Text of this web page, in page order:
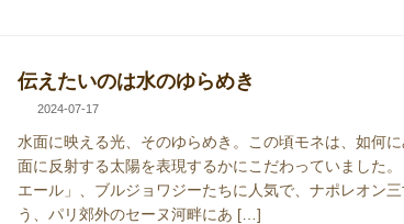
伝えたいのは水のゆらめき
2024-07-17
水面に映える光、そのゆらめき。この頃モネは、如何
面に反射する太陽を表現するかにこだわっていました
エール」、ブルジョワジーたちに人気で、ナポレオン
う、パリ郊外のセーヌ河畔にあ […]